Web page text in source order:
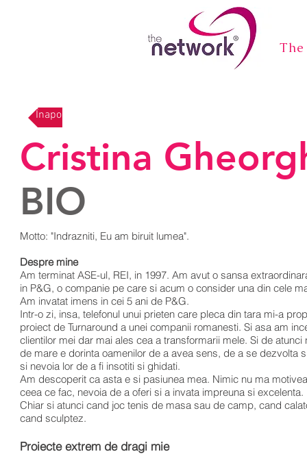
Înapoi
Cristina
BIO
Motto: "Indrazniti, Eu am biruit lumea".
Despre mine
Am terminat ASE-ul, REI, in 1997. Am avut o sansa
in P&G, o companie pe care si acum o consider una din cele
Am invatat imens in cei 5 ani de P&G.
Intr-o zi, insa, telefonul unui prieten care pleca din tara mi-a
proiect de Turnaround a unei companii romanesti. Si asa am
clientilor mei dar mai ales cea a transformarii mele. Si de
de mare e dorinta oamenilor de a avea sens, de a se dezvolta
si nevoia lor de a fi insotiti si ghidati.
Am descoperit ca asta e si pasiunea mea. Nimic nu ma
ceea ce fac, nevoia de a oferi si a invata impreuna si excelenta.
Chiar si atunci cand joc tenis de masa sau de camp, cand
cand sculptez.
Proiecte extrem de dragi mie